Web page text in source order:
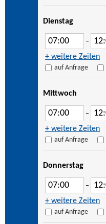
Dienstag
–
+ weitere Zeiten
auf Anfrage
Mittwoch
–
+ weitere Zeiten
auf Anfrage
Donnerstag
–
+ weitere Zeiten
auf Anfrage